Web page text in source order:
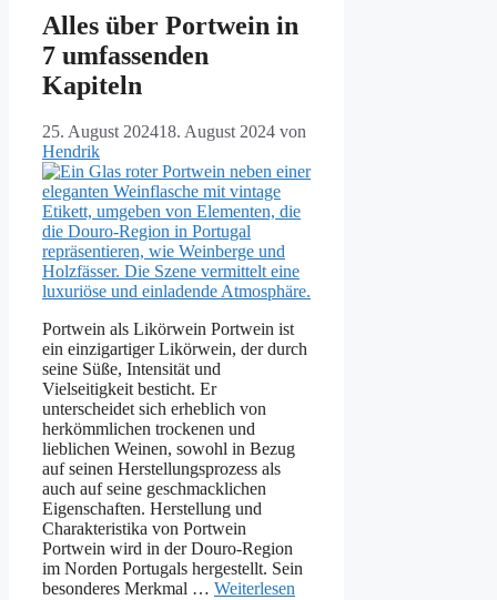
Alles über Portwein in
7 umfassenden
Kapiteln
25. August 202418. August 2024 von
Hendrik
Portwein als Likörwein Portwein ist
ein einzigartiger Likörwein, der durch
seine Süße, Intensität und
Vielseitigkeit besticht. Er
unterscheidet sich erheblich von
herkömmlichen trockenen und
lieblichen Weinen, sowohl in Bezug
auf seinen Herstellungsprozess als
auch auf seine geschmacklichen
Eigenschaften. Herstellung und
Charakteristika von Portwein
Portwein wird in der Douro-Region
im Norden Portugals hergestellt. Sein
besonderes Merkmal … Weiterlesen